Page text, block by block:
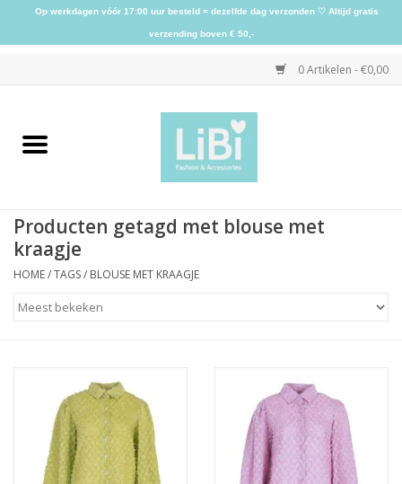
0 Artikelen - €0,00
Home
Kleding
Accessoires
Home deco
Producten getagd met blouse met
kraagje
HOME/TAGS/ BLOUSE MET KRAAGJE
Op werkdagen vóór 17:00 uur besteld = dezelfde dag verzonden ♡ Altijd gratis
verzending boven € 50,-